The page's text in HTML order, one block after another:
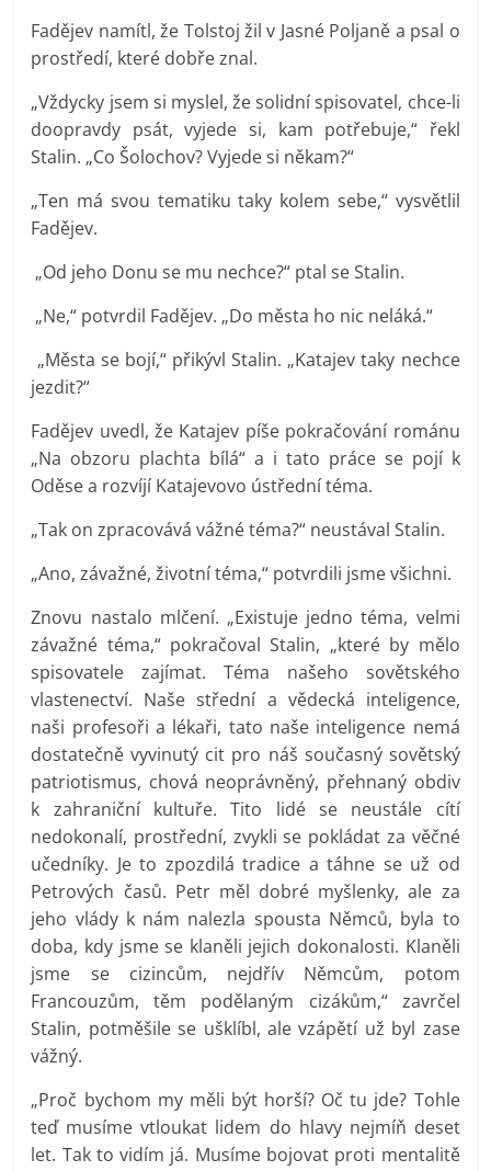
Fadějev namítl, že Tolstoj žil v Jasné Poljaně a psal o
prostředí, které dobře znal.
„Vždycky jsem si myslel, že solidní spisovatel, chce-li
doopravdy psát, vyjede si, kam potřebuje,“ řekl
Stalin. „Co Šolochov? Vyjede si někam?“
„Ten má svou tematiku taky kolem sebe,“ vysvětlil
Fadějev.
„Od jeho Donu se mu nechce?“ ptal se Stalin.
„Ne,“ potvrdil Fadějev. „Do města ho nic neláká.“
„Města se bojí,“ přikývl Stalin. „Katajev taky nechce
jezdit?“
Fadějev uvedl, že Katajev píše pokračování románu
„Na obzoru plachta bílá“ a i tato práce se pojí k
Oděse a rozvíjí Katajevovo ústřední téma.
„Tak on zpracovává vážné téma?“ neustával Stalin.
„Ano, závažné, životní téma,“ potvrdili jsme všichni.
Znovu nastalo mlčení. „Existuje jedno téma, velmi
závažné téma,“ pokračoval Stalin, „které by mělo
spisovatele zajímat. Téma našeho sovětského
vlastenectví. Naše střední a vědecká inteligence,
naši profesoři a lékaři, tato naše inteligence nemá
dostatečně vyvinutý cit pro náš současný sovětský
patriotismus, chová neoprávněný, přehnaný obdiv
k zahraniční kultuře. Tito lidé se neustále cítí
nedokonalí, prostřední, zvykli se pokládat za věčné
učedníky. Je to zpozdilá tradice a táhne se už od
Petrových časů. Petr měl dobré myšlenky, ale za
jeho vlády k nám nalezla spousta Němců, byla to
doba, kdy jsme se klaněli jejich dokonalosti. Klaněli
jsme se cizincům, nejdřív Němcům, potom
Francouzům, těm podělaným cizákům,“ zavrčel
Stalin, potměšile se ušklíbl, ale vzápětí už byl zase
vážný.
„Proč bychom my měli být horší? Oč tu jde? Tohle
teď musíme vtloukat lidem do hlavy nejmíň deset
let. Tak to vidím já. Musíme bojovat proti mentalitě